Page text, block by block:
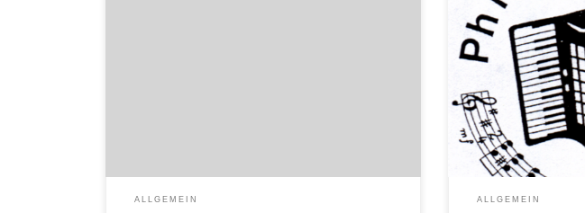
ALLGEMEIN
Ab September 2020
Kindern, Jugendlichen
Möglichkeit, das
Probeunterricht auf
Instrument, soweit
angeboten. Erste
vorher bei den
von 19.00 bis 20.30
ALLGEMEIN